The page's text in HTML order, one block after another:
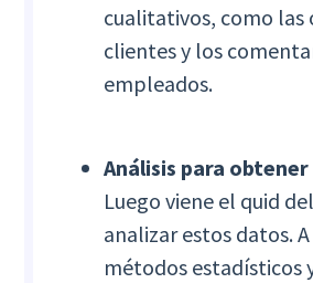
cualitativos, como las
clientes y los
empleados.
Análisis para
Luego viene el quid
analizar estos datos.
métodos estadísticos